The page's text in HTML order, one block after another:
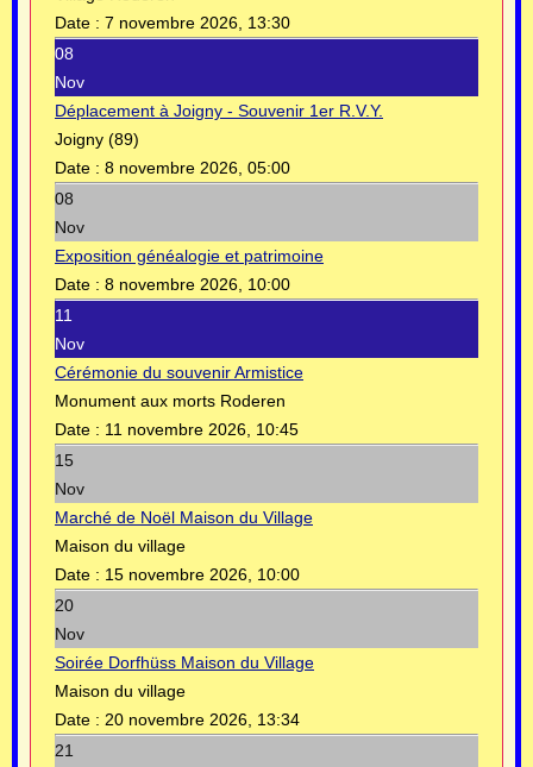
Date : 7 novembre 2026, 13:30
08
Nov
Déplacement à Joigny - Souvenir 1er R.V.Y.
Joigny (89)
Date : 8 novembre 2026, 05:00
08
Nov
Exposition généalogie et patrimoine
Date : 8 novembre 2026, 10:00
11
Nov
Cérémonie du souvenir Armistice
Monument aux morts Roderen
Date : 11 novembre 2026, 10:45
15
Nov
Marché de Noël Maison du Village
Maison du village
Date : 15 novembre 2026, 10:00
20
Nov
Soirée Dorfhüss Maison du Village
Maison du village
Date : 20 novembre 2026, 13:34
21